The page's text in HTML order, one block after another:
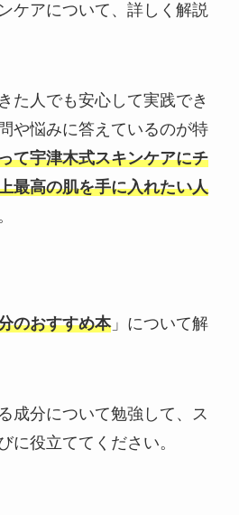
ケアについて、詳しく解説
た人でも安心して実践でき
や悩みに答えているのが特
て宇津木式スキンケアにチ
最高の肌を手に入れたい人
のおすすめ本」について解
成分について勉強して、ス
に役立ててください。